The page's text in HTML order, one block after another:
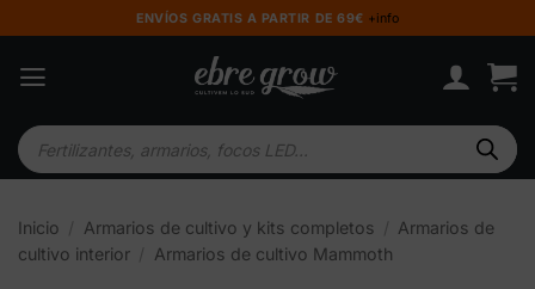
al
contenido
ENVÍOS GRATIS A PARTIR DE 69€ +info
Búsqueda
de
productos
Inicio Armarios de cultivo y kits completos
Armarios de
cultivo interior
Armarios de cultivo Mammoth